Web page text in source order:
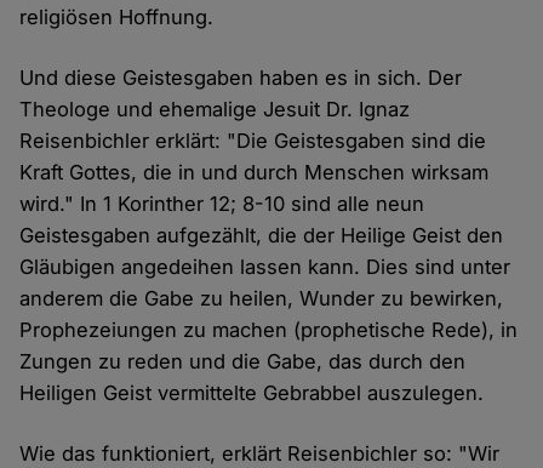
religiösen Hoffnung.
Und diese Geistesgaben haben es in sich. Der
Theologe und ehemalige Jesuit Dr. Ignaz
Reisenbichler erklärt: "Die Geistesgaben sind die
Kraft Gottes, die in und durch Menschen wirksam
wird." In 1 Korinther 12; 8-10 sind alle neun
Geistesgaben aufgezählt, die der Heilige Geist den
Gläubigen angedeihen lassen kann. Dies sind unter
anderem die Gabe zu heilen, Wunder zu bewirken,
Prophezeiungen zu machen (prophetische Rede), in
Zungen zu reden und die Gabe, das durch den
Heiligen Geist vermittelte Gebrabbel auszulegen.
Wie das funktioniert, erklärt Reisenbichler so: "Wir